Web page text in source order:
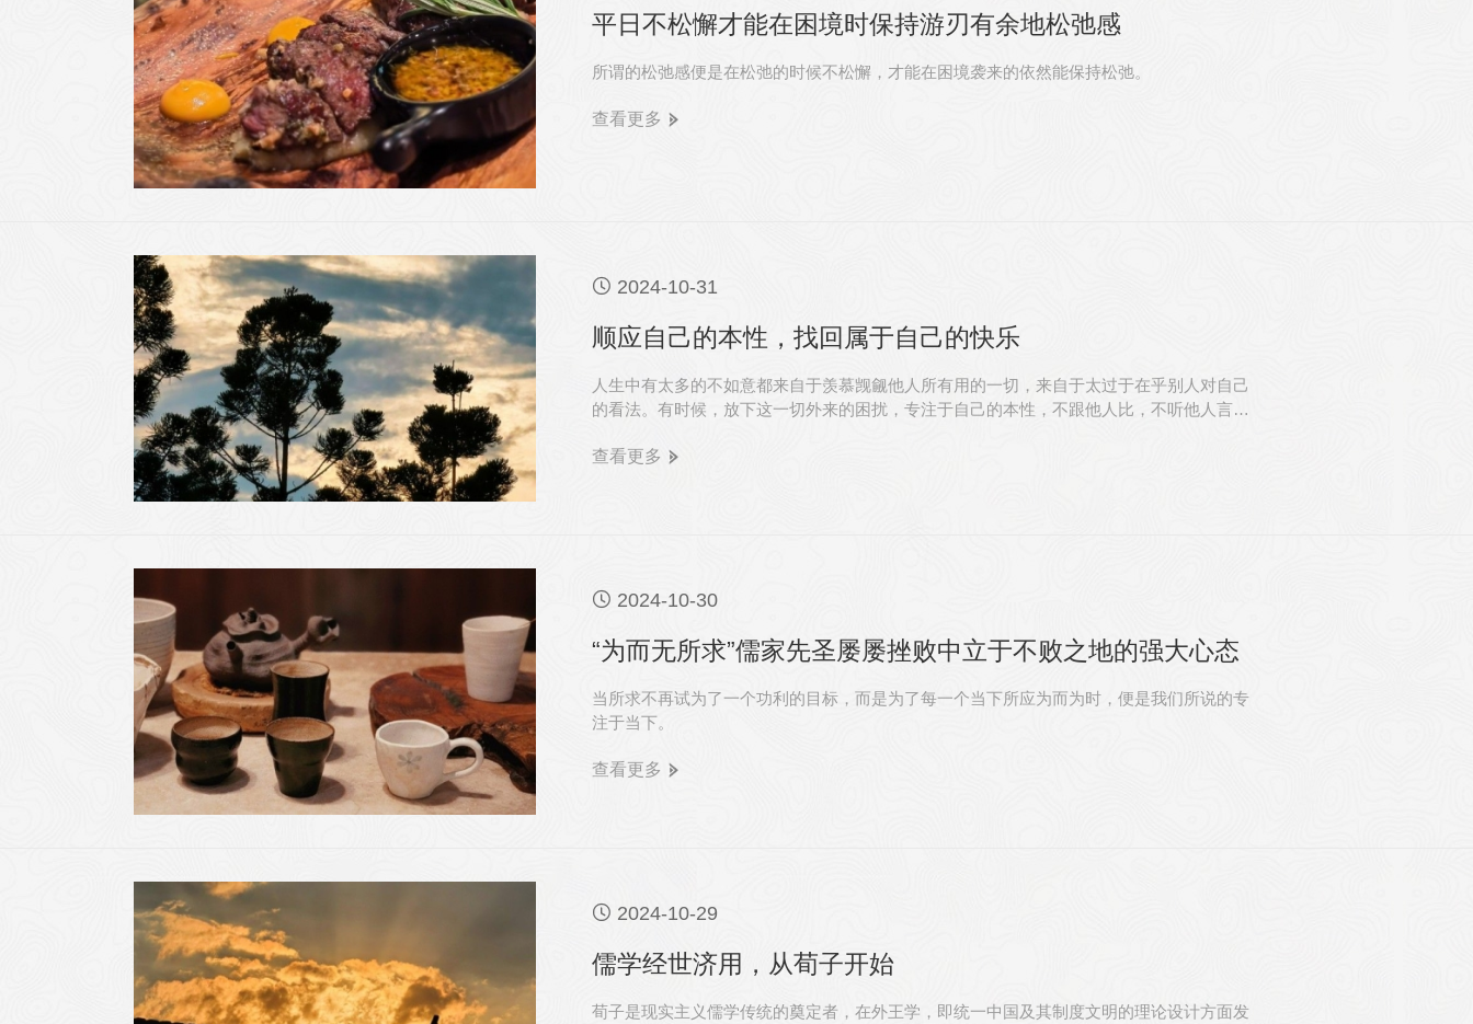
平日不松懈才能在困境时保持游刃有余地松弛感
所谓的松弛感便是在松弛的时候不松懈，才能在困境袭来的依然能保持松弛。
查看更多
 2024-10-31
顺应自己的本性，找回属于自己的快乐
人生中有太多的不如意都来自于羡慕觊觎他人所有用的一切，来自于太过于在乎别人对自己
的看法。有时候，放下这一切外来的困扰，专注于自己的本性，不跟他人比，不听他人言，
查看更多
 2024-10-30
“为而无所求”儒家先圣屡屡挫败中立于不败之地的强大心态
当所求不再试为了一个功利的目标，而是为了每一个当下所应为而为时，便是我们所说的专
注于当下。
查看更多
 2024-10-29
儒学经世济用，从荀子开始
荀子是现实主义儒学传统的奠定者，在外王学，即统一中国及其制度文明的理论设计方面发